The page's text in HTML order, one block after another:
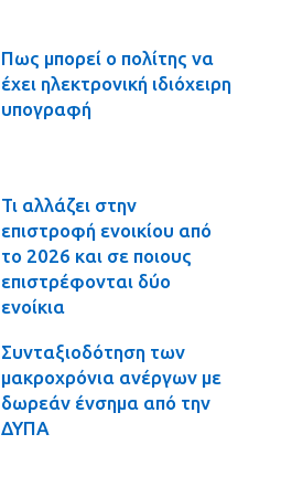
Πως μπορεί ο πολίτης να
έχει ηλεκτρονική ιδιόχειρη
υπογραφή
Τι αλλάζει στην
επιστροφή ενοικίου από
το 2026 και σε ποιους
επιστρέφονται δύο
ενοίκια
Συνταξιοδότηση των
μακροχρόνια ανέργων με
δωρεάν ένσημα από την
ΔΥΠΑ